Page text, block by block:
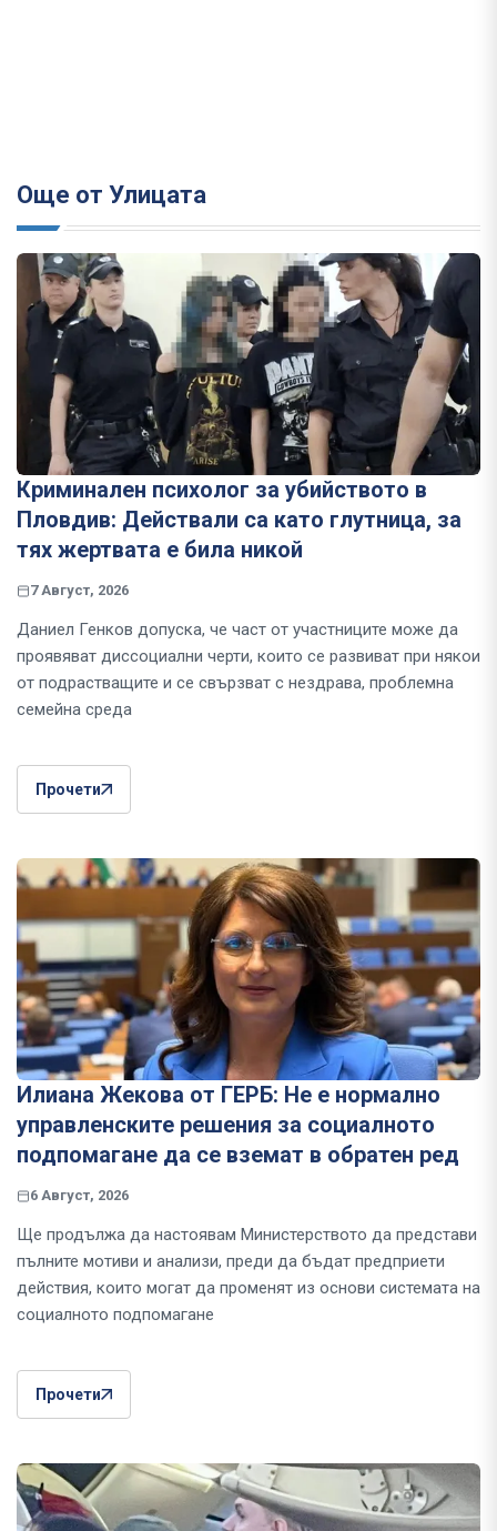
Още от Улицата
Криминален психолог за убийството в
Пловдив: Действали са като глутница, за
тях жертвата е била никой
7 Август, 2026
Даниел Генков допуска, че част от участниците може да
проявяват диссоциални черти, които се развиват при някои
от подрастващите и се свързват с нездрава, проблемна
семейна среда
Прочети
Илиана Жекова от ГЕРБ: Не е нормално
управленските решения за социалното
подпомагане да се вземат в обратен ред
6 Август, 2026
Ще продължа да настоявам Министерството да представи
пълните мотиви и анализи, преди да бъдат предприети
действия, които могат да променят из основи системата на
социалното подпомагане
Прочети